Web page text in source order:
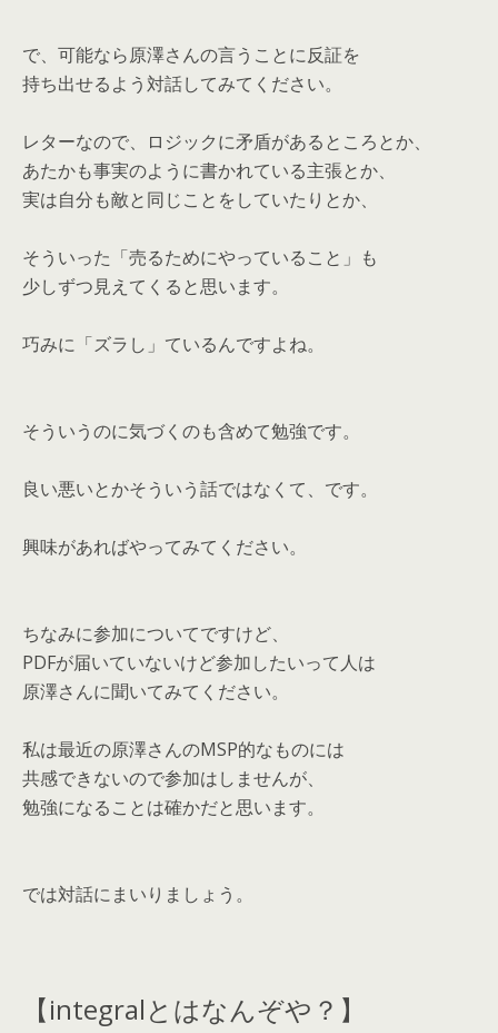
で、可能なら原澤さんの言うことに反証を
持ち出せるよう対話してみてください。
レターなので、ロジックに矛盾があるところとか、
あたかも事実のように書かれている主張とか、
実は自分も敵と同じことをしていたりとか、
そういった「売るためにやっていること」も
少しずつ見えてくると思います。
巧みに「ズラし」ているんですよね。
そういうのに気づくのも含めて勉強です。
良い悪いとかそういう話ではなくて、です。
興味があればやってみてください。
ちなみに参加についてですけど、
PDFが届いていないけど参加したいって人は
原澤さんに聞いてみてください。
私は最近の原澤さんのMSP的なものには
共感できないので参加はしませんが、
勉強になることは確かだと思います。
では対話にまいりましょう。
【integralとはなんぞや？】